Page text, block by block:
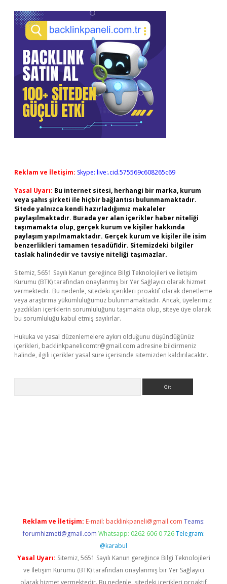
Reklam ve İletişim: Skype: live:.cid.575569c608265c69
Yasal Uyarı: Bu internet sitesi, herhangi bir marka, kurum
veya şahıs şirketi ile hiçbir bağlantısı bulunmamaktadır.
Sitede yalnızca kendi hazırladığımız makaleler
paylaşılmaktadır. Burada yer alan içerikler haber niteliği
taşımamakta olup, gerçek kurum ve kişiler hakkında
paylaşım yapılmamaktadır. Gerçek kurum ve kişiler ile isim
benzerlikleri tamamen tesadüfidir. Sitemizdeki bilgiler
taslak halindedir ve tavsiye niteliği taşımazlar.
Sitemiz, 5651 Sayılı Kanun gereğince Bilgi Teknolojileri ve İletişim
Kurumu (BTK) tarafından onaylanmış bir Yer Sağlayıcı olarak hizmet
vermektedir. Bu nedenle, sitedeki içerikleri proaktif olarak denetleme
veya araştırma yükümlülüğümüz bulunmamaktadır. Ancak, üyelerimiz
yazdıkları içeriklerin sorumluluğunu taşımakta olup, siteye üye olarak
bu sorumluluğu kabul etmiş sayılırlar.
Hukuka ve yasal düzenlemelere aykırı olduğunu düşündüğünüz
içerikleri, backlinkpanelicomtr@gmail.com adresine bildirmeniz
halinde, ilgili içerikler yasal süre içerisinde sitemizden kaldırılacaktır.
Reklam ve İletişim: E-mail: backlinkpaneli@gmail.com Teams:
forumhizmeti@gmail.com Whatsapp: 0262 606 0 726 Telegram:
@karabul
Yasal Uyarı: Sitemiz, 5651 Sayılı Kanun gereğince Bilgi Teknolojileri
ve İletişim Kurumu (BTK) tarafından onaylanmış bir Yer Sağlayıcı
olarak hizmet vermektedir. Bu nedenle, sitedeki içerikleri proaktif